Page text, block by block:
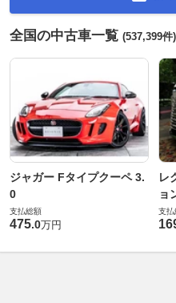
全国の中古車一覧 (537,399件)
ジャガー Fタイプクーペ 3.
0
支払総額
475.0万円
レ
ョ
支払